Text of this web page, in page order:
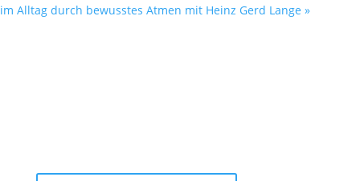
im Alltag durch bewusstes Atmen mit Heinz Gerd Lange »